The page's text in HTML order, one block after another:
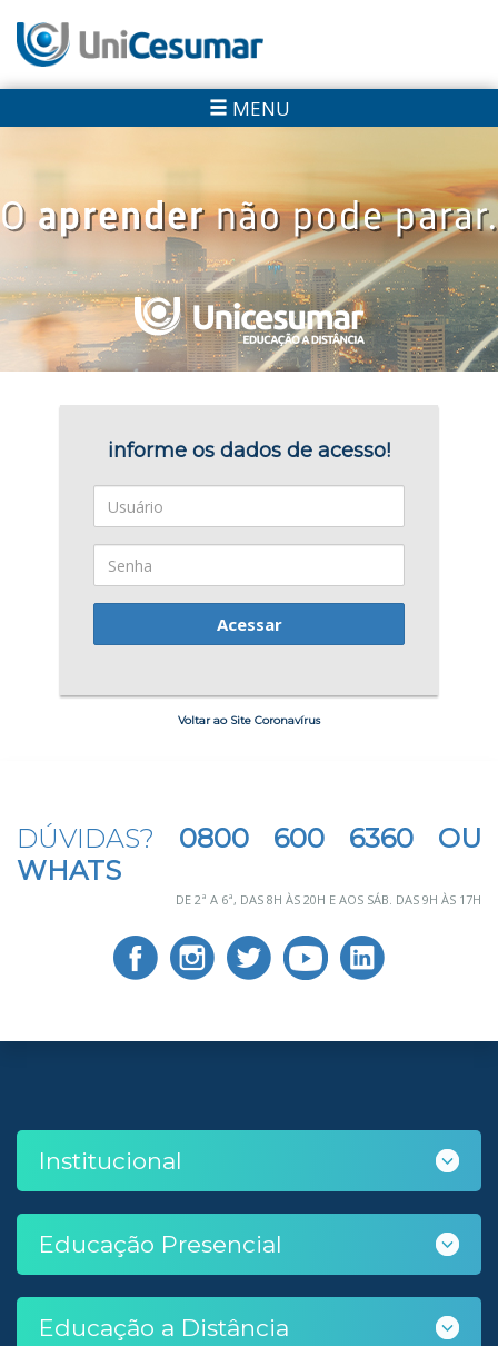
MENU
informe os dados de acesso!
Acessar
Voltar ao Site Coronavírus
DÚVIDAS? 0800 600 6360 OU
WHATS
DE 2ª A 6ª, DAS 8H ÀS 20H E AOS SÁB. DAS 9H ÀS 17H
Institucional
Educação Presencial
Educação a Distância